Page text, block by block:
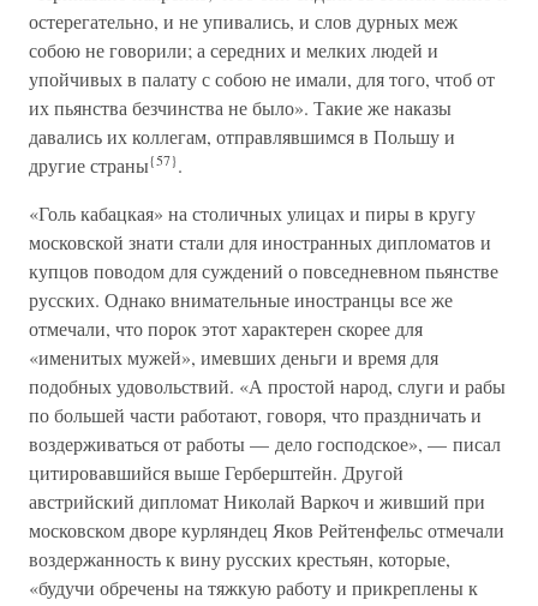
остерегательно, и не упивались, и слов дурных меж
собою не говорили; а середних и мелких людей и
упойчивых в палату с собою не имали, для того, чтоб от
их пьянства безчинства не было». Такие же наказы
давались их коллегам, отправлявшимся в Польшу и
другие страны{57}.
«Голь кабацкая» на столичных улицах и пиры в кругу
московской знати стали для иностранных дипломатов и
купцов поводом для суждений о повседневном пьянстве
русских. Однако внимательные иностранцы все же
отмечали, что порок этот характерен скорее для
«именитых мужей», имевших деньги и время для
подобных удовольствий. «А простой народ, слуги и рабы
по большей части работают, говоря, что праздничать и
воздерживаться от работы — дело господское», — писал
цитировавшийся выше Герберштейн. Другой
австрийский дипломат Николай Варкоч и живший при
московском дворе курляндец Яков Рейтенфельс отмечали
воздержанность к вину русских крестьян, которые,
«будучи обречены на тяжкую работу и прикреплены к